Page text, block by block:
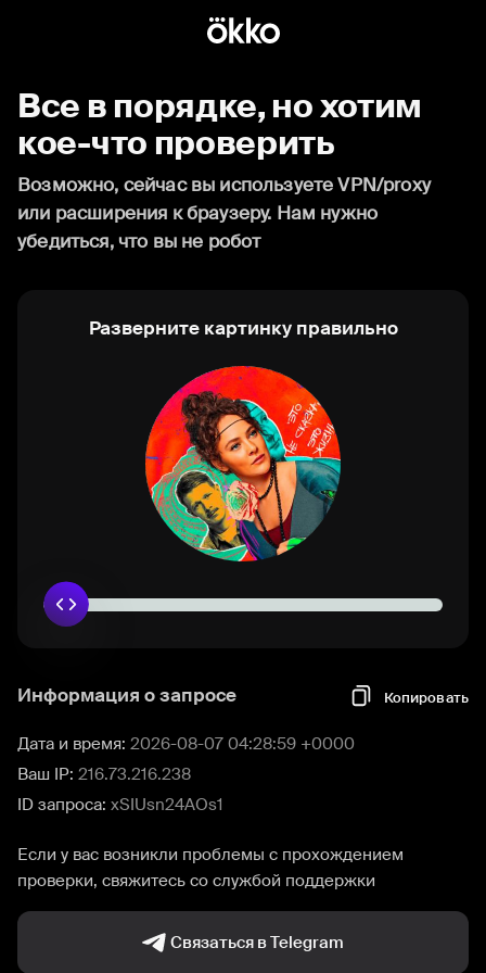
Все в порядке, но хотим
кое-что проверить
Возможно, сейчас вы используете VPN/proxy
или расширения к браузеру. Нам нужно
убедиться, что вы не робот
Разверните картинку правильно
Информация о запросе Копировать
Дата и время: 2026-08-07 04:28:59 +0000
Ваш IP: 216.73.216.238
ID запроса: xSIUsn24AOs1
Если у вас возникли проблемы с прохождением
проверки, свяжитесь со службой поддержки
Связаться в Telegram